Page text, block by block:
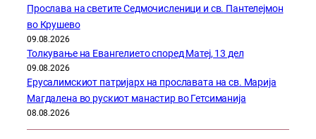
Прослава на светите Седмочисленици и св. Пантелејмон
во Крушево
09.08.2026
Толкување на Евангелието според Матеј, 13 дел
09.08.2026
Ерусалимскиот патријарх на прославата на св. Марија
Магдалена во рускиот манастир во Гетсиманија
08.08.2026